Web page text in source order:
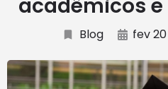
acadêmicos
Blog fev 20